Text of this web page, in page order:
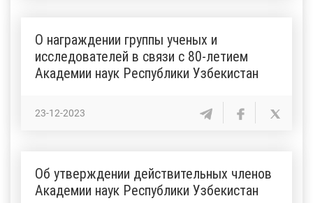
О награждении группы ученых и
исследователей в связи с 80-летием
Академии наук Республики Узбекистан
23-12-2023
Об утверждении действительных членов
Академии наук Республики Узбекистан